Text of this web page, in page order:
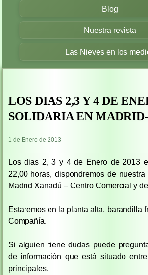
Blog
Nuestra revista
Las Nieves en los
LOS DIAS 2,3 Y 4 DE
SOLIDARIA EN
1 de Enero de 2013
Los dias 2, 3 y 4 de Enero de 2013
22,00 horas, dispondremos de
Madrid Xanadú – Centro Comercial y
Estaremos en la planta alta, barandilla
Compañía.
Si alguien tiene dudas puede
de información que está situado
principales.